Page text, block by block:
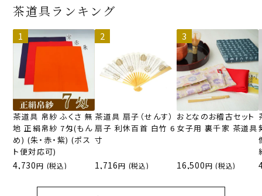
茶道具ランキング
茶道具 帛紗 ふくさ 無
地 正絹帛紗 7匁(もん
め) (朱・赤・紫) (ポス
ト便対応可)
4,730 (税込)
茶道具 扇子（せんす）
扇子 利休百首 白竹 6
寸
1,716 (税込)
おとなのお稽古セット
女子用 裏千家 茶道具
16,500 (税込)